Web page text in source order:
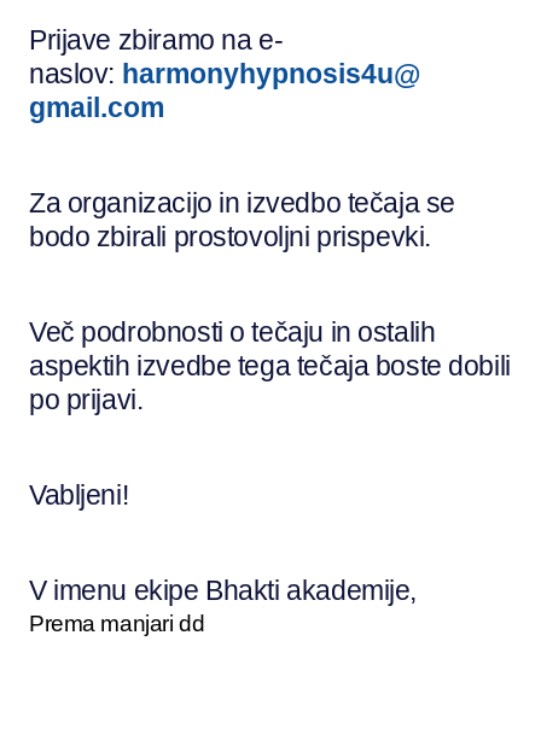
Prijave zbiramo na e-
naslov: harmonyhypnosis4u@
gmail.com
Za organizacijo in izvedbo tečaja se
bodo zbirali prostovoljni prispevki.
Več podrobnosti o tečaju in ostalih
aspektih izvedbe tega tečaja boste dobili
po prijavi.
Vabljeni!
V imenu ekipe Bhakti akademije,
Prema manjari dd